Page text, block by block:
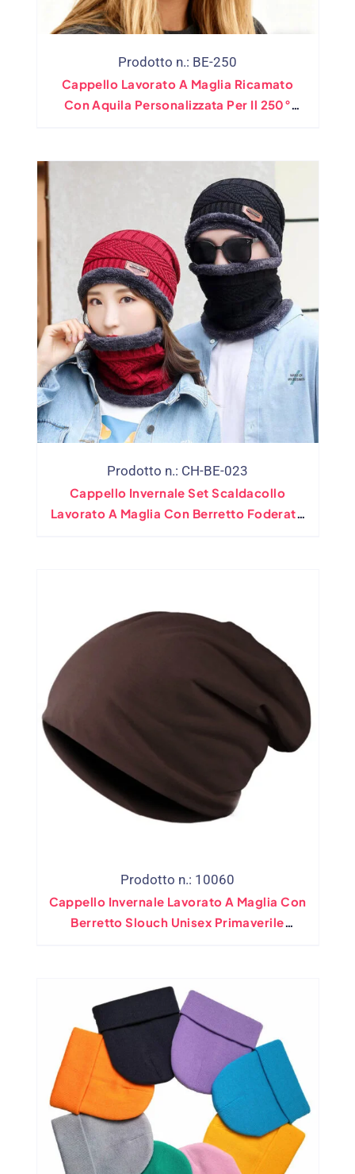
Prodotto n.: BE-250
Cappello Lavorato A Maglia Ricamato
Con Aquila Personalizzata Per Il 250°
Prodotto n.: CH-BE-023
Cappello Invernale Set Scaldacollo
Lavorato A Maglia Con Berretto Foderato
Prodotto n.: 10060
Cappello Invernale Lavorato A Maglia Con
Berretto Slouch Unisex Primaverile